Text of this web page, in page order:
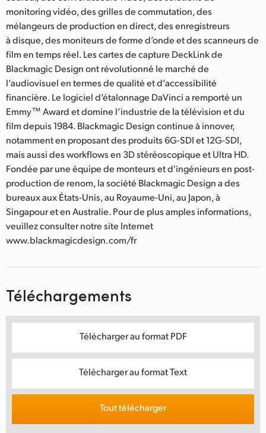
monitoring vidéo, des grilles de commutation, des
mélangeurs de production en direct, des enregistreurs
à disque, des moniteurs de forme d’onde et des scanneurs de
film en temps réel. Les cartes de capture DeckLink de
Blackmagic Design ont révolutionné le marché de
l’audiovisuel en termes de qualité et d’accessibilité
financière. Le logiciel d’étalonnage DaVinci a remporté un
Emmy™ Award et domine l’industrie de la télévision et du
film depuis 1984. Blackmagic Design continue à innover,
notamment en proposant des produits 6G-SDI et 12G-SDI,
mais aussi des workflows en 3D stéréoscopique et Ultra HD.
Fondée par une équipe de monteurs et d'ingénieurs en post-
production de renom, la société Blackmagic Design a des
bureaux aux États-Unis, au Royaume-Uni, au Japon, à
Singapour et en Australie. Pour de plus amples informations,
veuillez consulter notre site Internet
www.blackmagicdesign.com/fr
Téléchargements
Télécharger au format PDF
Télécharger au format Text
Tout télécharger